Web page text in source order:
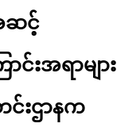
ဆင့်
င်းအရာများ
းဌာနက